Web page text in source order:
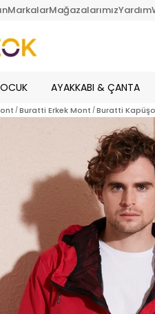
MarkalarMağazalarımızYardım
AYAKKABI & ÇANTA
Buratti Erkek Mont Buratti